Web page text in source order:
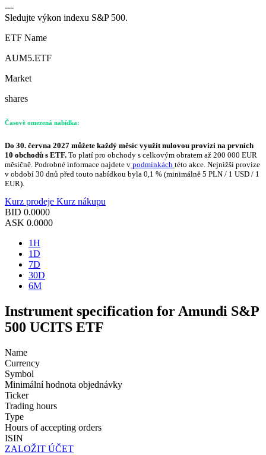
---
Sledujte výkon indexu S&P 500.
ETF Name
AUM5.ETF
Market
shares
Časově omezená nabídka:
Do 30. června 2027 můžete každý měsíc využít nulovou provizi na prvních
10 obchodů s ETF. To platí pro obchody s celkovým obratem až 200 000 EUR
měsíčně. Podrobné informace najdete v podmínkách této akce. Nejnižší provize
v období 30 dnů před touto nabídkou byla 0,1 % (minimálně 5 PLN / 1 USD / 1
EUR).
Kurz prodeje Kurz nákupu
BID 0.0000
ASK 0.0000
1H
1D
7D
30D
6M
Instrument specification for Amundi S&P
500 UCITS ETF
Name
Currency
Symbol
Minimální hodnota objednávky
Ticker
Trading hours
Type
Hours of accepting orders
ISIN
ZALOŽIT ÚČET